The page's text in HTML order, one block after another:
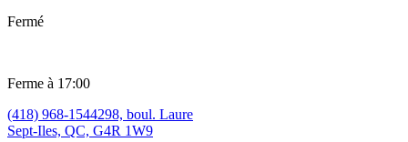
Fermé
Ferme à 17:00
(418) 968-1544298, boul. Laure
Sept-Iles, QC, G4R 1W9